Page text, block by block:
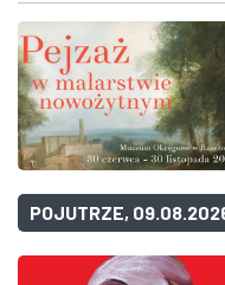
POJUTRZE,